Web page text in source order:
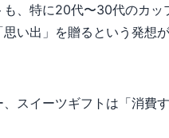
、特に20代〜30代のカッ
思い出」を贈るという発想
スイーツギフトは「消費